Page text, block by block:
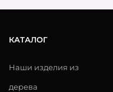
КАТАЛОГ
Наши изделия из
дерева